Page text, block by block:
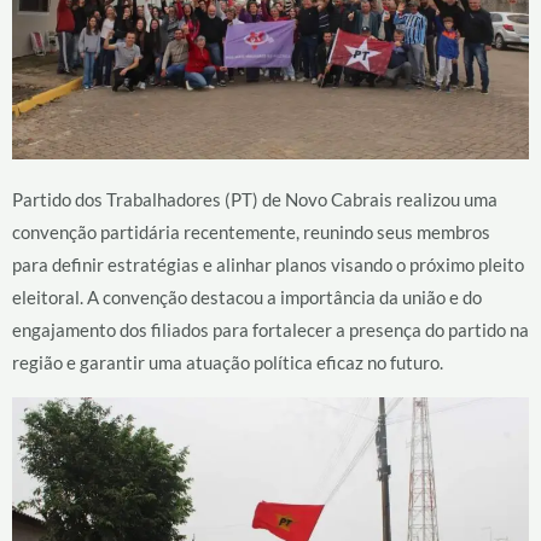
Partido dos Trabalhadores (PT) de Novo Cabrais realizou uma
convenção partidária recentemente, reunindo seus membros
para definir estratégias e alinhar planos visando o próximo pleito
eleitoral. A convenção destacou a importância da união e do
engajamento dos filiados para fortalecer a presença do partido na
região e garantir uma atuação política eficaz no futuro.